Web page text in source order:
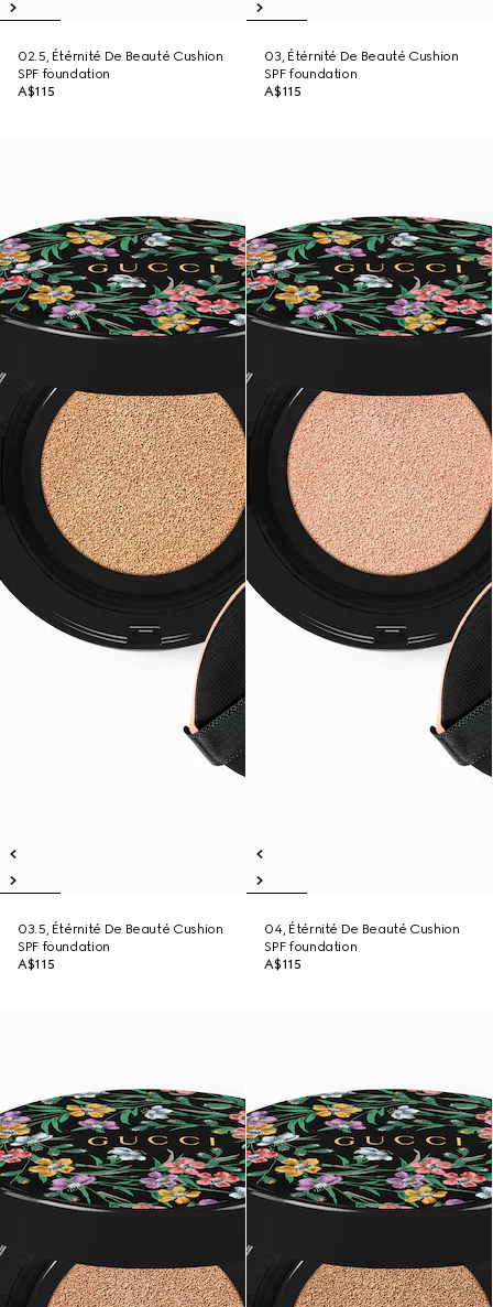
02.5, Étérnité De Beauté Cushion
SPF foundation
A$115
03, Étérnité De Beauté Cushion
SPF foundation
A$115
03.5, Étérnité De Beauté Cushion
SPF foundation
A$115
04, Étérnité De Beauté Cushion
SPF foundation
A$115